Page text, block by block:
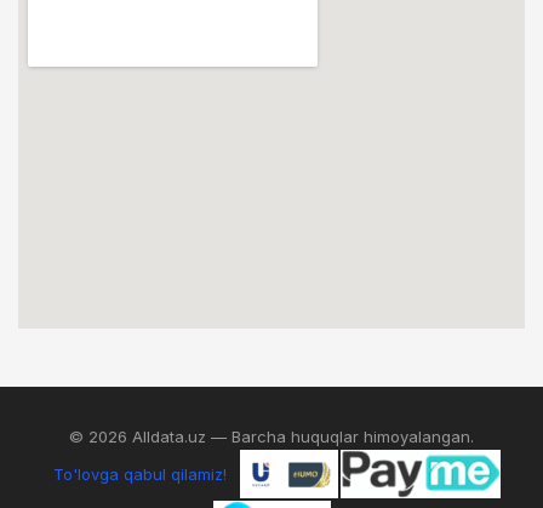
© 2026 Alldata.uz — Barcha huquqlar himoyalangan.
To'lovga qabul qilamiz!